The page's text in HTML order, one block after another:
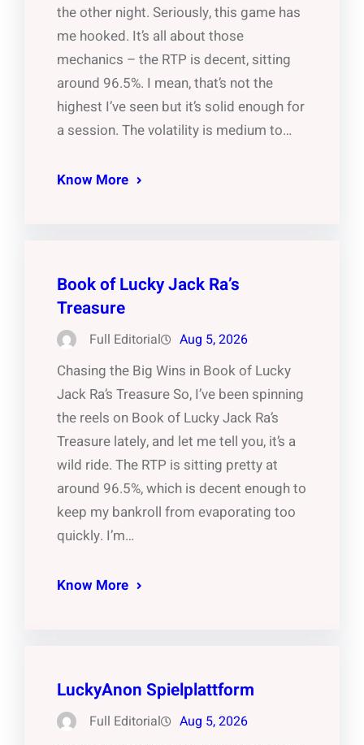
the other night. Seriously, this game has
me hooked. It’s all about those
mechanics – the RTP is decent, sitting
around 96.5%. I mean, that’s not the
highest I’ve seen but it’s solid enough for
a session. The volatility is medium to…
Know More
Book of Lucky Jack Ra’s
Treasure
Full Editorial Aug 5, 2026
Chasing the Big Wins in Book of Lucky
Jack Ra’s Treasure So, I’ve been spinning
the reels on Book of Lucky Jack Ra’s
Treasure lately, and let me tell you, it’s a
wild ride. The RTP is sitting pretty at
around 96.5%, which is decent enough to
keep my bankroll from evaporating too
quickly. I’m…
Know More
LuckyAnon Spielplattform
Full Editorial Aug 5, 2026